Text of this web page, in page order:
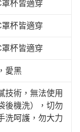
杯皆適穿
杯皆適穿
杯皆適穿
愛黑
技術，無法使用
後機洗），切勿
洗呵護，勿大力